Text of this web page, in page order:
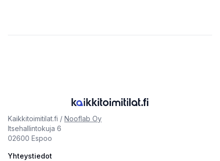
Kaikkitoimitilat.fi / Nooflab Oy
Itsehallintokuja 6
02600 Espoo
Yhteystiedot